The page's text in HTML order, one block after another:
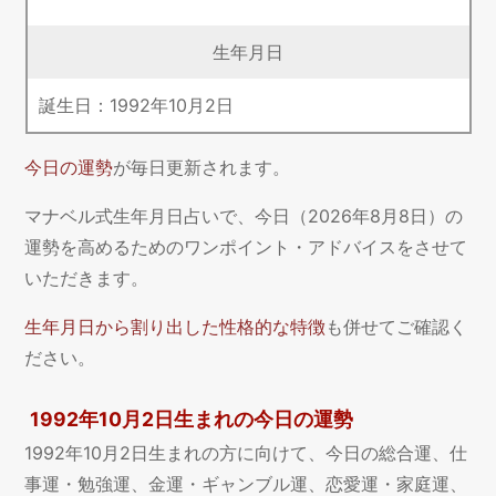
生年月日
誕生日： 1992年10 月 2日
今日の運勢が毎日更新されます。
マナベル式生年月日占いで、今日（2026年8月8日）の
運勢を高めるためのワンポイント・アドバイスをさせて
いただきます。
生年月日から割り出した性格的な特徴も併せてご確認く
ださい。
1992年10月2日生まれの今日の運勢
1992年10月2日生まれの方に向けて、今日の総合運、仕
事運・勉強運、金運・ギャンブル運、恋愛運・家庭運、